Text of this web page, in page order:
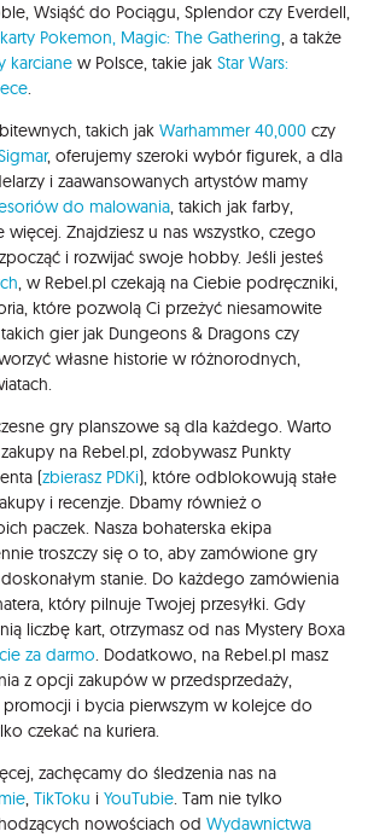
Wsiąść do Pociągu, Splendor czy Everdell,
Pokemon, Magic: The Gathering, a także
karciane w Polsce, takie jak Star Wars:
.
takich jak Warhammer 40,000 czy
, oferujemy szeroki wybór figurek, a dla
i zaawansowanych artystów mamy
do malowania, takich jak farby,
Znajdziesz u nas wszystko, czego
i rozwijać swoje hobby. Jeśli jesteś
, w Rebel.pl czekają na Ciebie podręczniki,
które pozwolą Ci przeżyć niesamowite
gier jak Dungeons & Dragons czy
własne historie w różnorodnych,
gry planszowe są dla każdego. Warto
na Rebel.pl, zdobywasz Punkty
(zbierasz PDKi), które odblokowują stałe
i recenzje. Dbamy również o
paczek. Nasza bohaterska ekipa
troszczy się o to, aby zamówione gry
stanie. Do każdego zamówienia
który pilnuje Twojej przesyłki. Gdy
liczbę kart, otrzymasz od nas Mystery Boxa
za darmo. Dodatkowo, na Rebel.pl masz
z opcji zakupów w przedsprzedaży,
i bycia pierwszym w kolejce do
czekać na kuriera.
zachęcamy do śledzenia nas na
, TikToku i YouTubie. Tam nie tylko
nowościach od Wydawnictwa